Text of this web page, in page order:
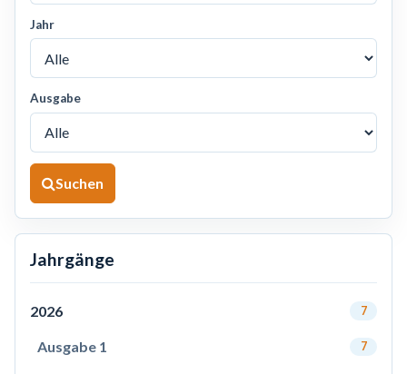
Jahr
Ausgabe
Suchen
Jahrgänge
2026 7
Ausgabe 1 7